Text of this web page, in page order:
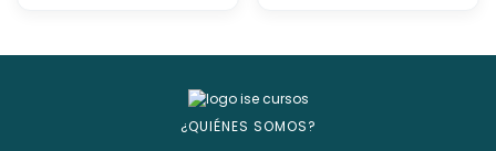
¿QUIÉNES SOMOS?